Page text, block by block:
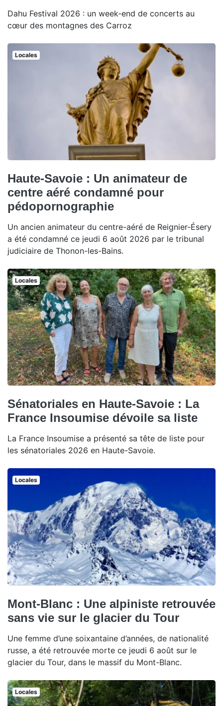
Dahu Festival 2026 : un week-end de concerts au
cœur des montagnes des Carroz
Locales
Haute-Savoie : Un animateur de
centre aéré condamné pour
pédopornographie
Un ancien animateur du centre-aéré de Reignier-Ésery
a été condamné ce jeudi 6 août 2026 par le tribunal
judiciaire de Thonon-les-Bains.
Locales
Sénatoriales en Haute-Savoie : La
France Insoumise dévoile sa liste
La France Insoumise a présenté sa tête de liste pour
les sénatoriales 2026 en Haute-Savoie.
Locales
Mont-Blanc : Une alpiniste retrouvée
sans vie sur le glacier du Tour
Une femme d’une soixantaine d’années, de nationalité
russe, a été retrouvée morte ce jeudi 6 août sur le
glacier du Tour, dans le massif du Mont-Blanc.
Locales